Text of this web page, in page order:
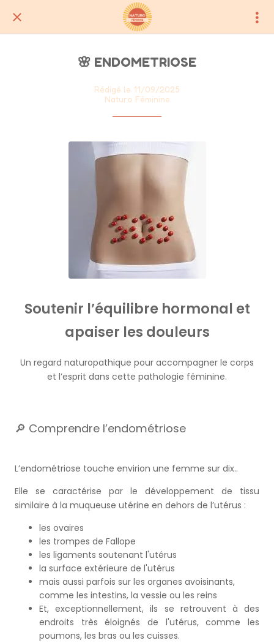
🌸 ENDOMETRIOSE
Rédigé le 11/09/2025
Naturo Féminine
Soutenir l’équilibre hormonal et
apaiser les douleurs
Un regard naturopathique pour accompagner le corps
et l’esprit dans cette pathologie féminine.
🔎 Comprendre l’endométriose
L’endométriose touche envirion une femme sur dix..
Elle se caractérise par le développement de tissu
similaire à la muqueuse utérine en dehors de l’utérus :
les ovaires
les trompes de Fallope
les ligaments soutenant l'utérus
la surface extérieure de l'utérus
mais aussi parfois sur les organes avoisinants,
comme les intestins, la vessie ou les reins
Et, exceptionnellement, ils se retrouvent à des
endroits très éloignés de l'utérus, comme les
poumons, les bras ou les cuisses.